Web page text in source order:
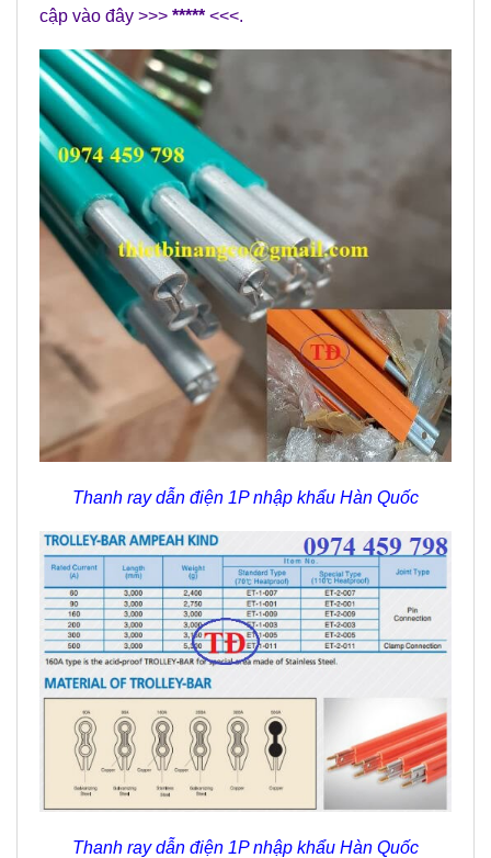
cập vào đây >>> ***** <<<.
Thanh ray dẫn điện 1P nhập khẩu Hàn Quốc
Thanh ray dẫn điện 1P nhập khẩu Hàn Quốc